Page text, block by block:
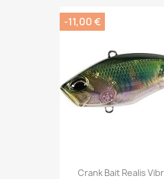
Crank Bait Realis
-11,00 €